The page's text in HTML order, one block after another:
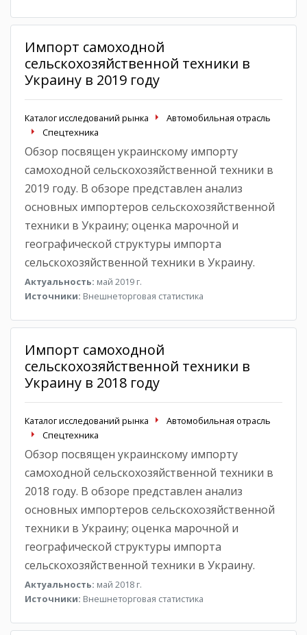
Импорт самоходной
сельскохозяйственной техники в
Украину в 2019 году
Каталог исследований рынка
Автомобильная отрасль
Спецтехника
Обзор посвящен украинскому импорту
самоходной сельскохозяйственной техники в
2019 году. В обзоре представлен анализ
основных импортеров сельскохозяйственной
техники в Украину; оценка марочной и
географической структуры импорта
сельскохозяйственной техники в Украину.
Актуальность: май 2019 г.
Источники: Внешнеторговая статистика
Импорт самоходной
сельскохозяйственной техники в
Украину в 2018 году
Каталог исследований рынка
Автомобильная отрасль
Спецтехника
Обзор посвящен украинскому импорту
самоходной сельскохозяйственной техники в
2018 году. В обзоре представлен анализ
основных импортеров сельскохозяйственной
техники в Украину; оценка марочной и
географической структуры импорта
сельскохозяйственной техники в Украину.
Актуальность: май 2018 г.
Источники: Внешнеторговая статистика